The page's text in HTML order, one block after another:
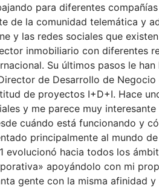
para diferentes
de la comunidad telemática y
y las redes sociales que
inmobiliario con diferentes
Su últimos pasos le
de Desarrollo de Negocio
de proyectos I+D+I. Hace
y me parece muy
cuándo está funcionando y
principalmente al mundo
evolucionó hacia todos los
apoyándolo con mi
gente con la misma afinidad